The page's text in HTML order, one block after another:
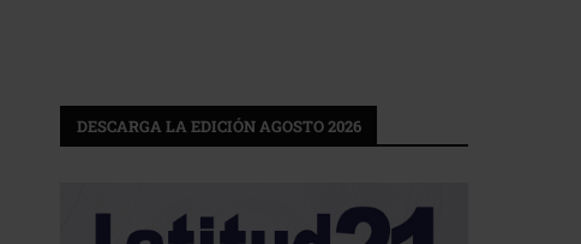
DESCARGA LA EDICIÓN AGOSTO 2026